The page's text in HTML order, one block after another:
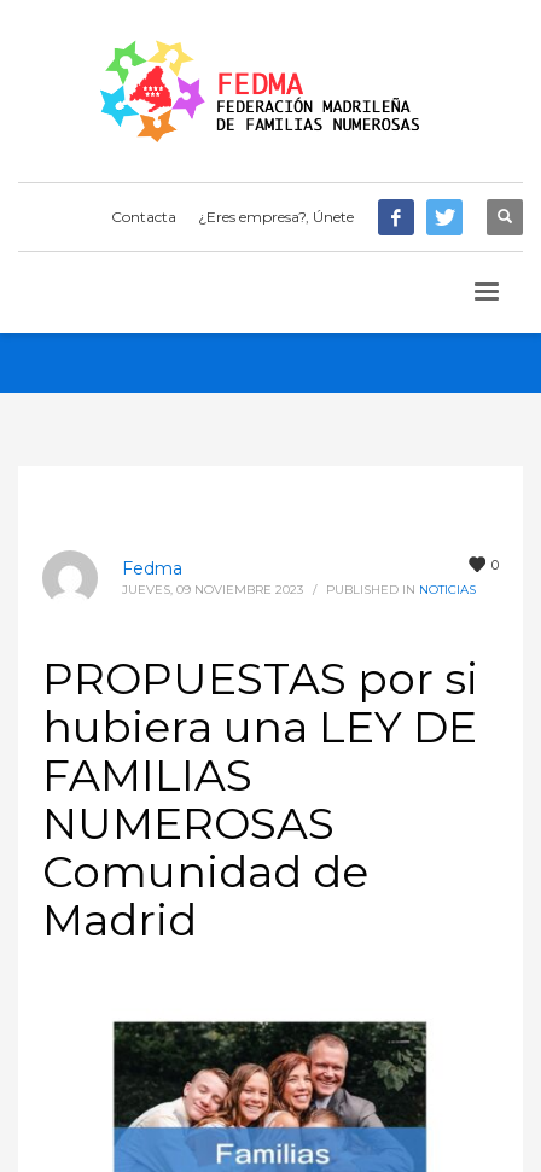
Contacta ¿Eres empresa?, Únete
0
Fedma
JUEVES, 09 NOVIEMBRE 2023 / PUBLISHED IN NOTICIAS
PROPUESTAS por si
hubiera una LEY DE
FAMILIAS
NUMEROSAS
Comunidad de
Madrid